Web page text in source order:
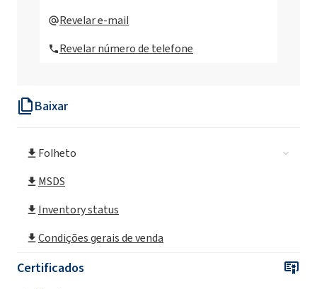
Baixar
Folheto
MSDS
Inventory status
Condições gerais de venda
Certificados
Rokopol T (Poliéter poliol)
Rokopol® D2002 (poliéter poliol)
Rokopol D450 (Poliéter poliol)
Revelar e-mail
Revelar número de telefone